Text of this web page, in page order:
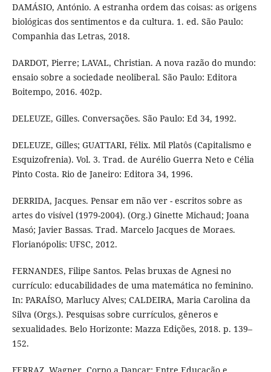
DAMÁSIO, António. A estranha ordem das coisas: as origens
biológicas dos sentimentos e da cultura. 1. ed. São Paulo:
Companhia das Letras, 2018.
DARDOT, Pierre; LAVAL, Christian. A nova razão do mundo:
ensaio sobre a sociedade neoliberal. São Paulo: Editora
Boitempo, 2016. 402p.
DELEUZE, Gilles. Conversações. São Paulo: Ed 34, 1992.
DELEUZE, Gilles; GUATTARI, Félix. Mil Platôs (Capitalismo e
Esquizofrenia). Vol. 3. Trad. de Aurélio Guerra Neto e Célia
Pinto Costa. Rio de Janeiro: Editora 34, 1996.
DERRIDA, Jacques. Pensar em não ver - escritos sobre as
artes do visível (1979-2004). (Org.) Ginette Michaud; Joana
Masó; Javier Bassas. Trad. Marcelo Jacques de Moraes.
Florianópolis: UFSC, 2012.
FERNANDES, Filipe Santos. Pelas bruxas de Agnesi no
currículo: educabilidades de uma matemática no feminino.
In: PARAÍSO, Marlucy Alves; CALDEIRA, Maria Carolina da
Silva (Orgs.). Pesquisas sobre currículos, gêneros e
sexualidades. Belo Horizonte: Mazza Edições, 2018. p. 139–
152.